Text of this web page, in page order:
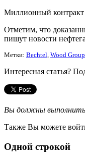
Миллионный контракт
Отметим, что
пишут новости
Метки: Bechtel, Wood Group
Интересная статья?
Вы должны
Также Вы можете
Одной строкой